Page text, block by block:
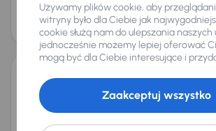
Cena
35 500 zł
Taniej o 1 000 zł
Renault Captur
2024 Benzyna 1.0 TCe 67 kW
Używamy plików cookie, aby
witryny było dla Ciebie jak
cookie służą nam do ulepszania naszych
jednocześnie możemy lepiej oferować
mogą być dla Ciebie interesujące i
Zaakceptuj wszystko